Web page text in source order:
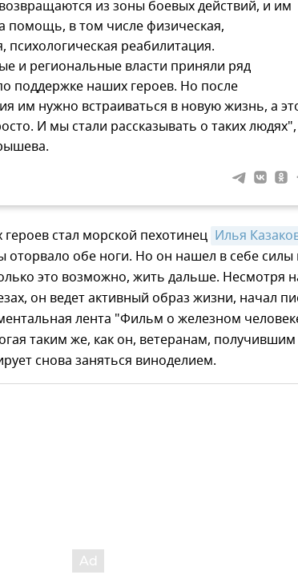
из зоны боевых действий, и им
помощь, в том числе физическая,
психологическая реабилитация.
и региональные власти приняли ряд
поддержке наших героев. Но после
им нужно встраиваться в новую жизнь, а
И мы стали рассказывать о таких
стал морской пехотинец Илья
обе ноги. Но он нашел в себе силы
это возможно, жить дальше. Несмотря
он ведет активный образ жизни, начал
лента "Фильм о железном
таким же, как он, ветеранам, получившим
снова заняться виноделием.